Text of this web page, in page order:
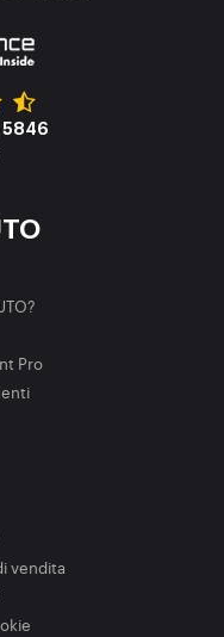
5846
Pro
vendita